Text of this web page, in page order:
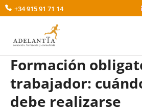
+34 915 91 71 14
Formación
trabajador:
debe realizarse